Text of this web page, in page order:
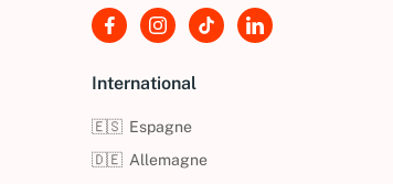
International
🇪🇸 Espagne
🇩🇪 Allemagne